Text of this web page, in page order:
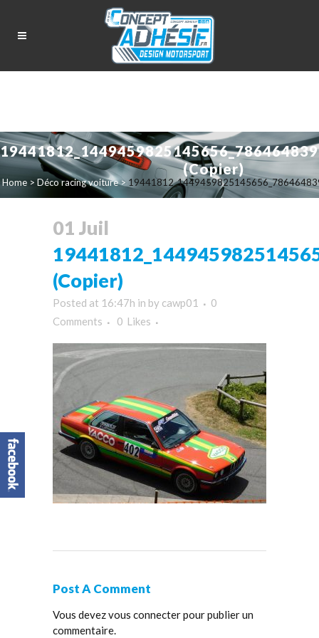
(Copier)
Home> Déco racing voiture>
01 Juil
(Copier)
Posted at 16:47h in by cawp01
0
Comments
0 Likes
Post A Comment
Vous devezvous connecterpour publier un
commentaire.